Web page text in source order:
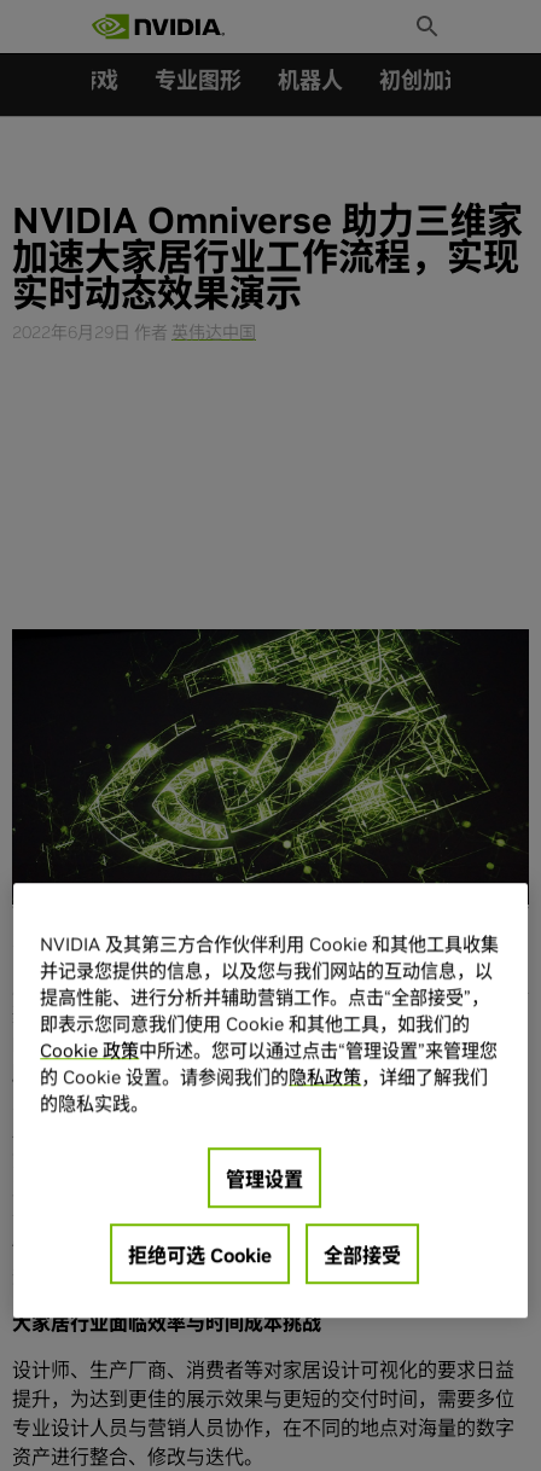
Toggle
Search
游戏 专业图形 机器人 初创加速会员成
NVIDIA Omniverse 助力三维家
加速大家居行业工作流程，实现
实时动态效果演示
2022年6月29日 作者 英伟达中国
家居行业的可视化需求越来越高，从物理工作站的 GPU 算
力、渲染能力，到 AI 辅助设计功能，再到可通过轻量化设备
访问的云端 XR 体验、云化实时渲染效果呈现，都为大家居行
业的前沿企业所高度关注。
广东三维家信息科技有限公司（以下简称为“三维家”）是一家
聚焦于大家居产业的云工业软件服务商，致力于让家居企业
的营销、设计、制造更简单高效，助力家居企业增长及行业
腾飞。三维家借助 NVIDIA Omniverse™ 打造了一款家居行
业的通用软件——3D 数字资产创作和管理平台，借
助
工作流程相互连接。三维家将自有技术与
合，不但为家居企业节约了时间和经济成本，也让消费者能
快速得到家居设计师的反馈以得到满意的家装效果，助力提
升家居行业上下游的沟通与生产效率。
大家居行业面临效率与时间成本挑战
设计师、生产厂商、消费者等对家居设计可视化的要求日益
提升，为达到更佳的展示效果与更短的交付时间，需要多位
专业设计人员与营销人员协作，在不同的地点对海量的数字
资产进行整合、修改与迭代。
NVIDIA 及其第三方合作伙伴利用 Cookie 和其他工具收集
并记录您提供的信息，以及您与我们网站的互动信息，以
提高性能、进行分析并辅助营销工作。点击“全部接受”，
即表示您同意我们使用 Cookie 和其他工具，如我们的
Cookie 政策中所述。您可以通过点击“管理设置”来管理您
的 Cookie 设置。请参阅我们的隐私政策，详细了解我们
的隐私实践。
管理设置
拒绝可选 Cookie 全部接受